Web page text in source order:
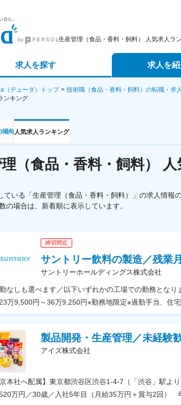
生産管理（食品・香料・飼料） 人気求人ラ
求人を探す
ら探す
求人を
エージェントサー
（デューダ）トップ 技術職（食品・香料・飼料）の転職・求
ンキング
傾向人気求人ランキング
（食品・香料・飼料）
ている「生産管理（食品・香料・飼料）」の求人情報
の場合は、新着順に表示しています。
締切間近
サントリー飲料の製造／残業
サントリーホールディングス株式会社
製品開発・生産管理／未経験
アイズ株式会社